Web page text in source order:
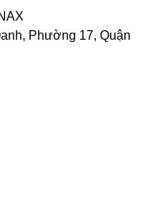
Phường 17, Quận